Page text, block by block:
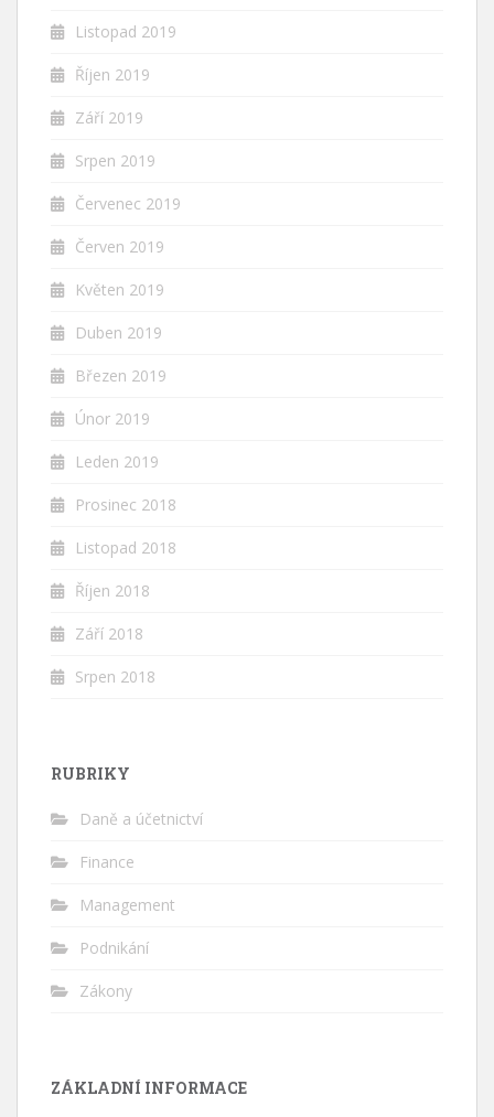
Listopad 2019
Říjen 2019
Září 2019
Srpen 2019
Červenec 2019
Červen 2019
Květen 2019
Duben 2019
Březen 2019
Únor 2019
Leden 2019
Prosinec 2018
Listopad 2018
Říjen 2018
Září 2018
Srpen 2018
RUBRIKY
Daně a účetnictví
Finance
Management
Podnikání
Zákony
ZÁKLADNÍ INFORMACE